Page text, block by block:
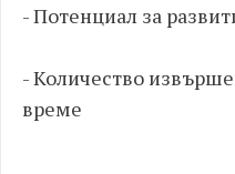
- Потенциал за
- Количество
време